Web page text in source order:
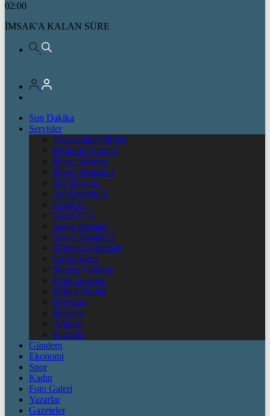
02:00
İMSAK'A KALAN SÜRE
Son Dakika
Servisler
Vizyondaki Filmler
Haftanin Filmleri
Hava Durumu
Hava Durumu 2
Yol Durumu
Yol Durumu 2
Canlı Tv
Canlı Tv 2
Yayın Akışları
Yayın Akışları 2
Nöbetçi Eczaneler
Canlı Borsa
Namaz Vakitleri
Puan Durumu
Kripto Paralar
Dövizler
Hisseler
Altınlar
Pariteler
Gündem
Ekonomi
Spor
Kadın
Foto Galeri
Yazarlar
Gazeteler